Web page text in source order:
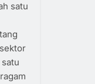
satu